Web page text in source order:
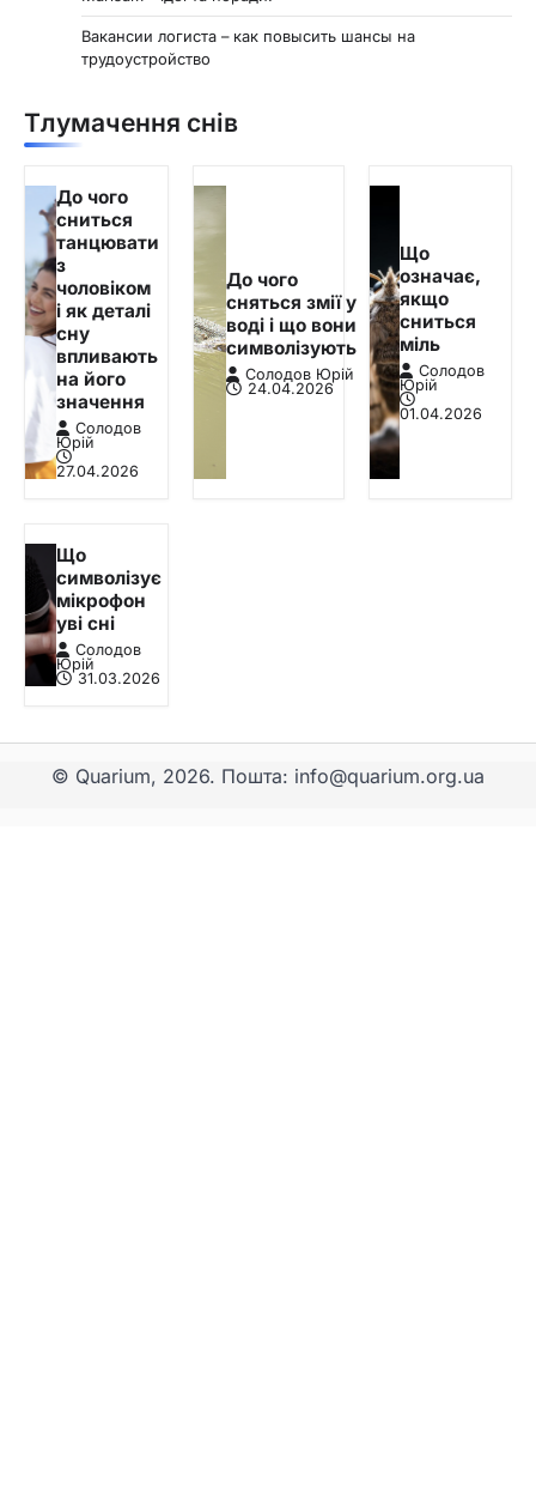
Вакансии логиста – как повысить шансы на
трудоустройство
Тлумачення снів
До чого
сниться
танцювати
з
чоловіком
і як деталі
сну
впливають
на його
значення
Солодов
Юрій
27.04.2026
До чого
сняться змії у
воді і що вони
символізують
Солодов Юрій
24.04.2026
Що
означає,
якщо
сниться
міль
Солодов
Юрій
01.04.2026
Що
символізує
мікрофон
уві сні
Солодов
Юрій
31.03.2026
© Quarium, 2026. Пошта: info@quarium.org.ua